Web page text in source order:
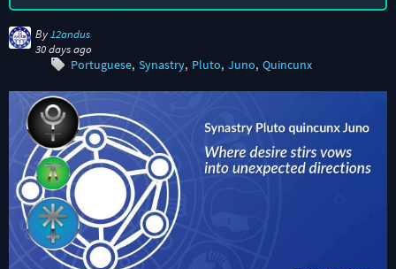
By 12andus
30 days ago
Portuguese Synastry Pluto Juno Quincunx